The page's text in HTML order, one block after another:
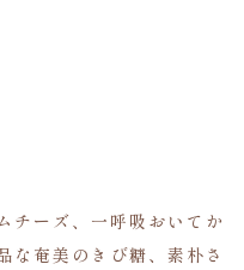
チーズ、一呼吸おいてか
な奄美のきび糖、素朴さ